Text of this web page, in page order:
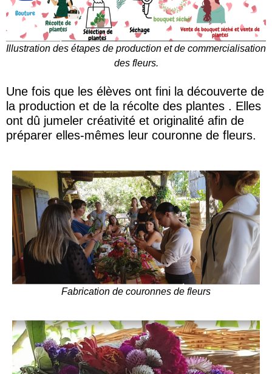
Illustration des étapes de production et de commercialisation
des fleurs.
Une fois que les élèves ont fini la découverte de
la production et de la récolte des plantes . Elles
ont dû jumeler créativité et originalité afin de
préparer elles-mêmes leur couronne de fleurs.
Fabrication de couronnes de fleurs